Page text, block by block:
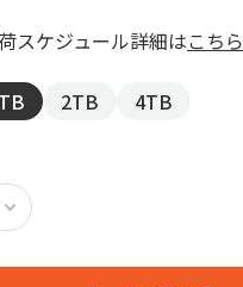
スケジュール詳細はこちら
2TB 4TB